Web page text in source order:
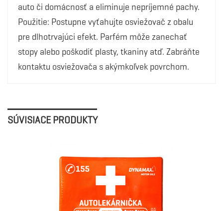
auto či domácnosť a eliminuje nepríjemné pachy.
Použitie: Postupne vyťahujte osviežovač z obalu
pre dlhotrvajúci efekt. Parfém môže zanechať
stopy alebo poškodiť plasty, tkaniny atď. Zabráňte
kontaktu osviežovača s akýmkoľvek povrchom.
SÚVISIACE PRODUKTY